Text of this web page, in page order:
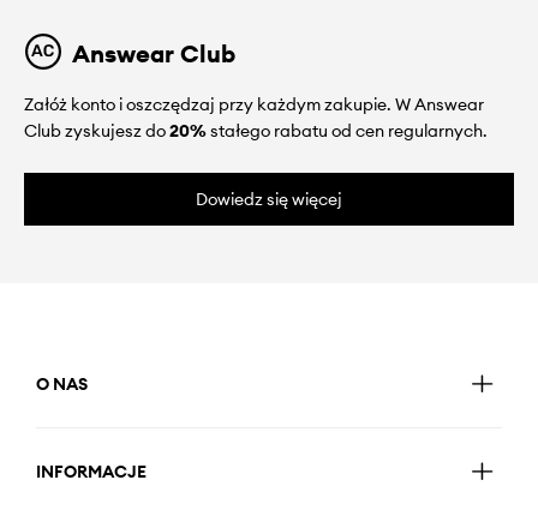
Answear Club
Załóż konto i oszczędzaj przy każdym zakupie. W Answear
Club zyskujesz do20%stałego rabatu od cen regularnych.
Dowiedz się więcej
O NAS
INFORMACJE